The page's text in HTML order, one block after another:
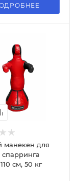
манекен для
спарринга
см, 50 кг